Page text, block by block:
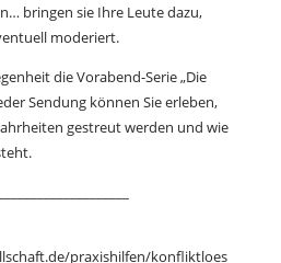
bringen sie Ihre Leute dazu,
moderiert.
die Vorabend-Serie „Die
Sendung können Sie erleben,
gestreut werden und wie
praxishilfen/konfliktloes